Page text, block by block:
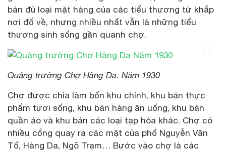
bán đủ loại mặt hàng của các tiểu thương từ khắp
nơi đổ về, nhưng nhiều nhất vẫn là những tiểu
thương sinh sống gần quanh chợ.
Quảng trường Chợ Hàng Da. Năm 1930
Chợ được chia làm bốn khu chính, khu bán thực
phẩm tươi sống, khu bán hàng ăn uống, khu bán
quần áo và khu bán các loại tạp hóa khác. Chợ có
nhiều cổng quay ra các mặt của phố Nguyễn Văn
Tố, Hàng Da, Ngõ Trạm… Bước vào chợ là các